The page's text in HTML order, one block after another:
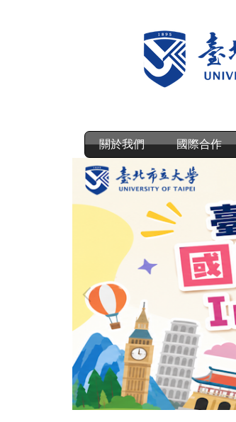
關於我們 國際合作